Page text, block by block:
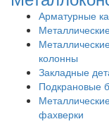
Арматурные
колонны
Закладные
Подкрановые
фахверки